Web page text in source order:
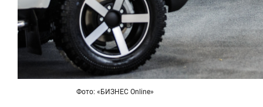
Фото: «БИЗНЕС Online»